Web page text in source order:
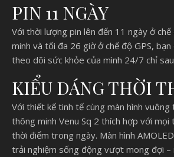
PIN 11 NGÀY
Với thời lượng pin lên đến 11 ngày ở
minh và tối đa 26 giờ ở chế độ GPS,
theo dõi sức khỏe của mình 24/7 chỉ
KIỂU DÁNG THỜI
Với thiết kế tinh tế cùng màn hình vuông
thông minh Venu Sq 2 thích hợp với mọi
thời điểm trong ngày. Màn hình
trải nghiệm sống động vượt mong đợi –